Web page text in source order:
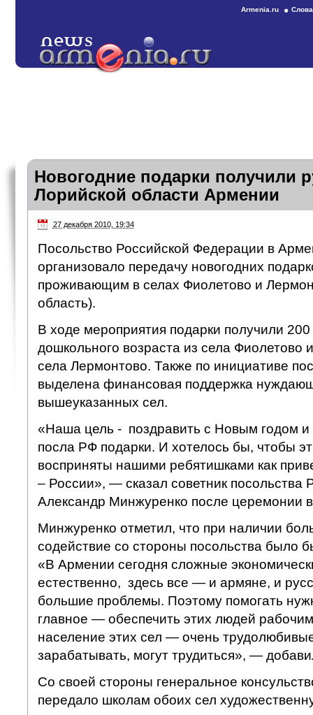
Armenia.ru
Новогодние подарки получили
Лорийской области Армении
27 декабря 2010, 19:34
Посольство Российской Федерации в
организовало передачу новогодних
проживающим в селах Фиолетово и
область).
В ходе мероприятия подарки получили
дошкольного возраста из села Фиолетово
села Лермонтово. Также по инициативе
выделена финансовая поддержка
вышеуказанных сел.
«Наша цель - поздравить с Новым годом и
посла РФ подарки. И хотелось бы, чтобы
восприняты нашими ребятишками как
– России», — сказал советник посольства
Александр Минжуренко после церемонии
Минжуренко отметил, что при наличии
содействие со стороны посольства было
«В Армении сегодня сложные
естественно, здесь все — и армяне, и
большие проблемы. Поэтому помогать
главное — обеспечить этих людей
население этих сел — очень
зарабатывать, могут трудиться», —
Со своей стороны генеральное
передало школам обоих сел